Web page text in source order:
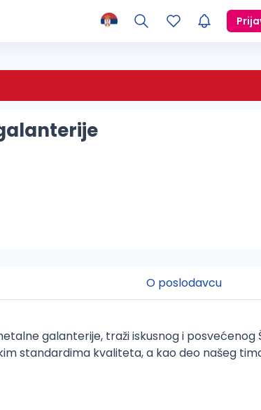
O poslodavcu
galanterije, traži iskusnog i posvećenog
standardima kvaliteta, a kao deo našeg